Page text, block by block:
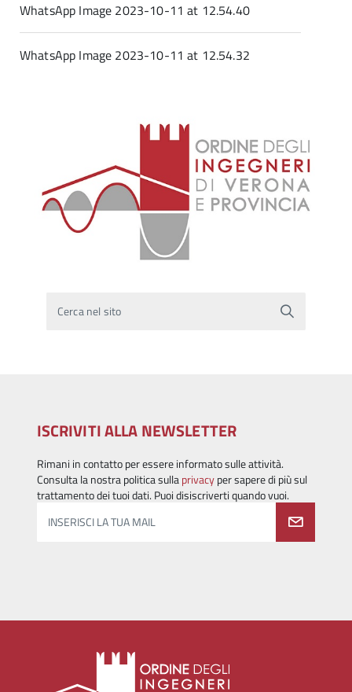
WhatsApp Image 2023-10-11 at 12.54.40
WhatsApp Image 2023-10-11 at 12.54.32
Cerca nel sito
ISCRIVITI ALLA NEWSLETTER
Rimani in contatto per essere informato sulle attività.
Consulta la nostra politica sullaprivacyper sapere di più sul
trattamento dei tuoi dati. Puoi disiscriverti quando vuoi.
INSERISCI LA TUA MAIL